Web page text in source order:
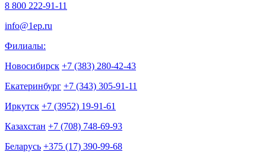
8 800 222-91-11
info@1ep.ru
Филиалы:
Новосибирск +7 (383) 280-42-43
Екатеринбург +7 (343) 305-91-11
Иркутск +7 (3952) 19-91-61
Казахстан +7 (708) 748-69-93
Беларусь +375 (17) 390-99-68